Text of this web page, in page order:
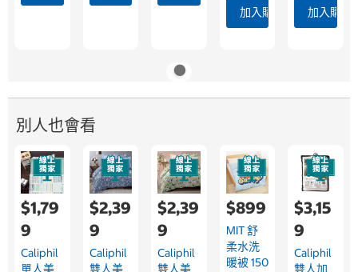
加入購物車 加入購物
別人也會看
$1,79
9
Caliphil
單人美
$2,39
9
Caliphil
雙人美
$2,39
9
Caliphil
雙人美
$899
MIT 舒
柔水洗
暖被 150
$3,15
9
Caliphil
雙人加